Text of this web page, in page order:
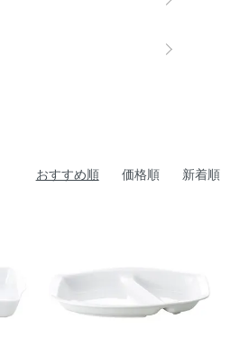
おすすめ順 価格順 新着順